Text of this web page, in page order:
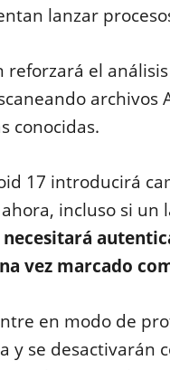
lanzar
el
archivos
conocidas.
17 introducirá
incluso si un
necesitará
vez marcado
en modo de
y se desactivarán